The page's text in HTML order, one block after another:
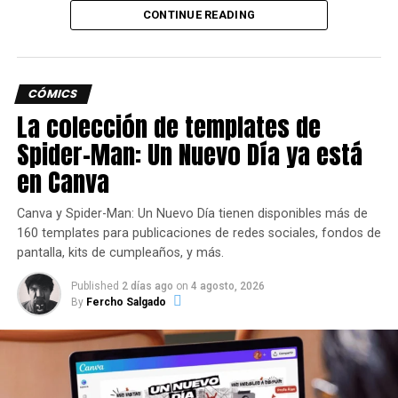
Foto: Marvel Comics
“Lo que siempre me ha encantado de los X-Men es que
primero son personajes y después superhéroes”,
compartió Russell hoy.“Entonces, poder escribir
personajes como Havok, Angel y Frenzy en una realidad
post-Krakoa es una oportunidad para escribir sobre lo que
realmente me importa, ¿cómo nos ayudamos unos a
otros a sobrevivir la apatía del mundo en el que vivimos?”
Siguenos en todas nuestrasredes sociales
para estar
CONTINUE READING
CÓMICS
La colección de templates de
Spider-Man: Un Nuevo Día ya está
en Canva
Canva y Spider-Man: Un Nuevo Día tienen disponibles más de
160 templates para publicaciones de redes sociales, fondos de
pantalla, kits de cumpleaños, y más.
Published 2 días ago on 4 agosto, 2026
By Fercho Salgado